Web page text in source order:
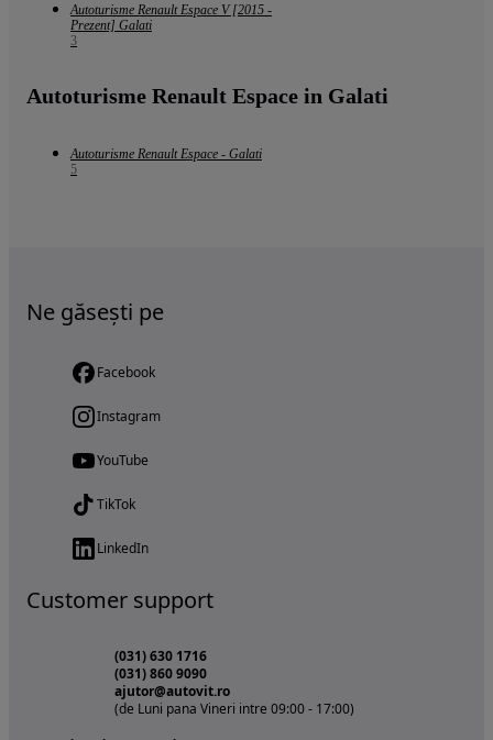
Autoturisme Renault Espace V [2015 -
Prezent] Galati
3
Autoturisme Renault Espace in Galati
Autoturisme Renault Espace - Galati
5
Ne găsești pe
Facebook
Instagram
YouTube
TikTok
LinkedIn
Customer support
(031) 630 1716
(031) 860 9090
ajutor@autovit.ro
(de Luni pana Vineri intre 09:00 - 17:00)